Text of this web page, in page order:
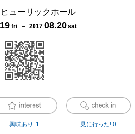
ヒューリックホール
19 fri － 2017 08.20 sat
興味あり! 1 見に行った! 0